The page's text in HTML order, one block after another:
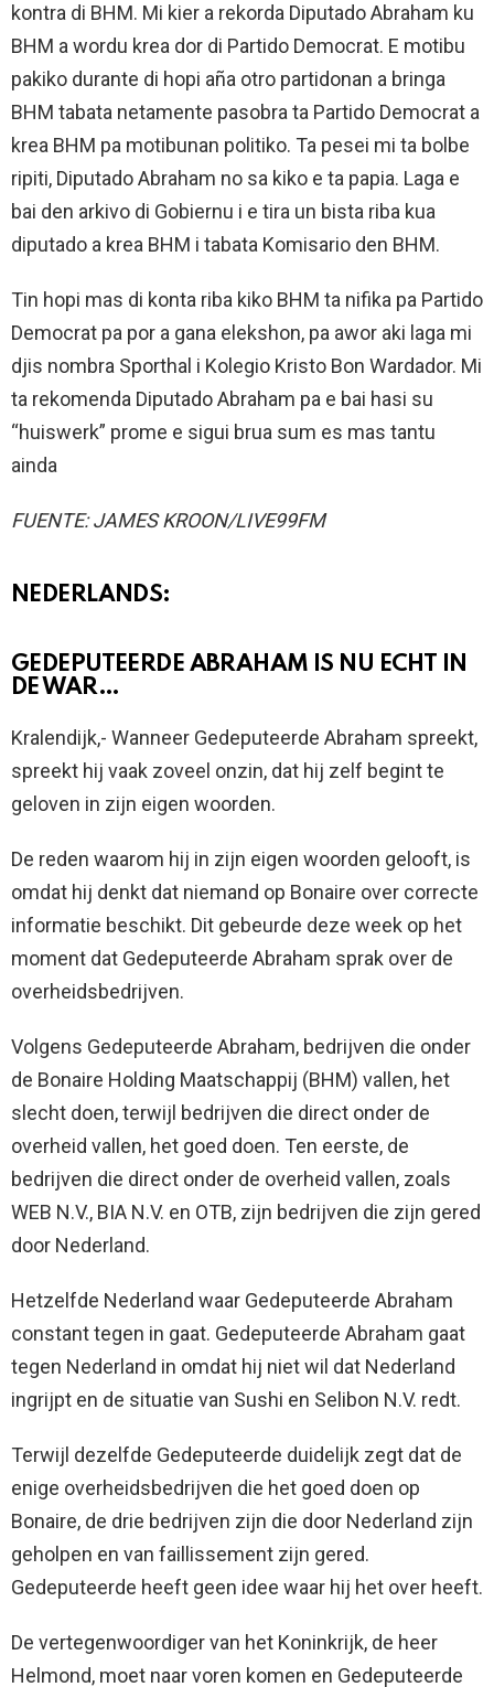
kontra di BHM. Mi kier a rekorda Diputado Abraham ku
BHM a wordu krea dor di Partido Democrat. E motibu
pakiko durante di hopi aña otro partidonan a bringa
BHM tabata netamente pasobra ta Partido Democrat a
krea BHM pa motibunan politiko. Ta pesei mi ta bolbe
ripiti, Diputado Abraham no sa kiko e ta papia. Laga e
bai den arkivo di Gobiernu i e tira un bista riba kua
diputado a krea BHM i tabata Komisario den BHM.
Tin hopi mas di konta riba kiko BHM ta nifika pa Partido
Democrat pa por a gana elekshon, pa awor aki laga mi
djis nombra Sporthal i Kolegio Kristo Bon Wardador. Mi
ta rekomenda Diputado Abraham pa e bai hasi su
“huiswerk” prome e sigui brua sum es mas tantu
ainda
FUENTE: JAMES KROON/LIVE99FM
NEDERLANDS:
GEDEPUTEERDE ABRAHAM IS NU ECHT IN
DE WAR…
Kralendijk,- Wanneer Gedeputeerde Abraham spreekt,
spreekt hij vaak zoveel onzin, dat hij zelf begint te
geloven in zijn eigen woorden.
De reden waarom hij in zijn eigen woorden gelooft, is
omdat hij denkt dat niemand op Bonaire over correcte
informatie beschikt. Dit gebeurde deze week op het
moment dat Gedeputeerde Abraham sprak over de
overheidsbedrijven.
Volgens Gedeputeerde Abraham, bedrijven die onder
de Bonaire Holding Maatschappij (BHM) vallen, het
slecht doen, terwijl bedrijven die direct onder de
overheid vallen, het goed doen. Ten eerste, de
bedrijven die direct onder de overheid vallen, zoals
WEB N.V., BIA N.V. en OTB, zijn bedrijven die zijn gered
door Nederland.
Hetzelfde Nederland waar Gedeputeerde Abraham
constant tegen in gaat. Gedeputeerde Abraham gaat
tegen Nederland in omdat hij niet wil dat Nederland
ingrijpt en de situatie van Sushi en Selibon N.V. redt.
Terwijl dezelfde Gedeputeerde duidelijk zegt dat de
enige overheidsbedrijven die het goed doen op
Bonaire, de drie bedrijven zijn die door Nederland zijn
geholpen en van faillissement zijn gered.
Gedeputeerde heeft geen idee waar hij het over heeft.
De vertegenwoordiger van het Koninkrijk, de heer
Helmond, moet naar voren komen en Gedeputeerde